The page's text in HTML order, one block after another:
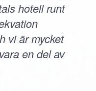
hotell runt
vi är mycket
en del av